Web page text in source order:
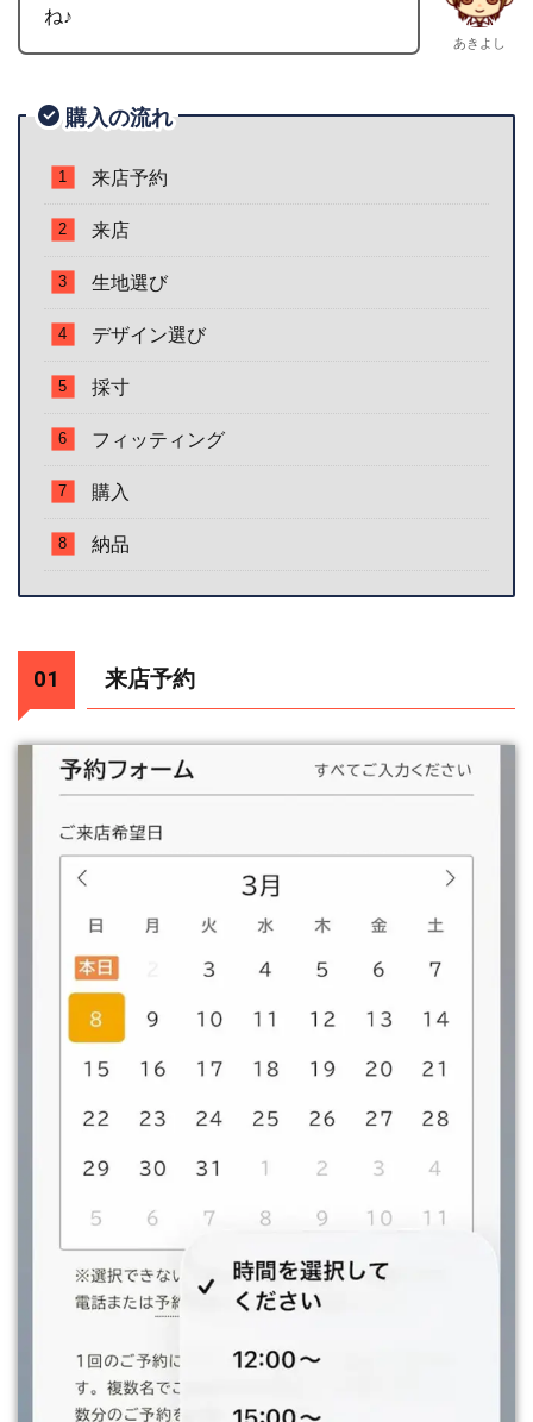
ね♪
あきよし
購入の流れ
来店予約
来店
生地選び
デザイン選び
採寸
フィッティング
購入
納品
来店予約